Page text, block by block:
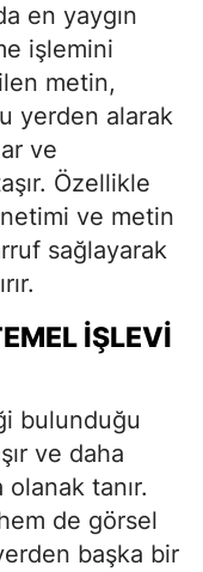
en yaygın
işlemini
metin,
yerden alarak
ve
Özellikle
ve metin
sağlayarak
İŞLEVI
bulunduğu
ve daha
olanak tanır.
de görsel
başka bir